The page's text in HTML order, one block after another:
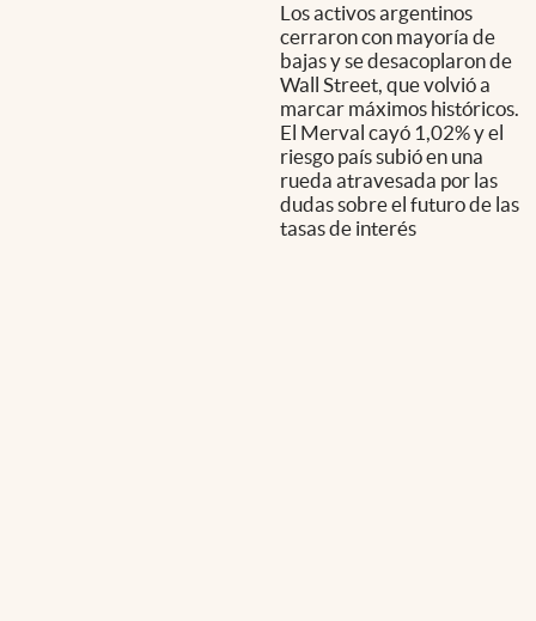
Los activos argentinos
cerraron con mayoría de
bajas y se desacoplaron de
Wall Street, que volvió a
marcar máximos históricos.
El Merval cayó 1,02% y el
riesgo país subió en una
rueda atravesada por las
dudas sobre el futuro de las
tasas de interés